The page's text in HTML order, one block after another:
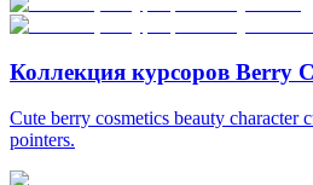
Коллекция курсоров Berry
Cute berry cosmetics beauty character
pointers.